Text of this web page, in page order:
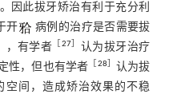
。因此拔牙矫治有利于充分利
开
病例的治疗是否需要拔
，有学者 27］ 认为拔牙治疗
性，但也有学者
28 ］认为拔
空间，造成矫治效果的不稳